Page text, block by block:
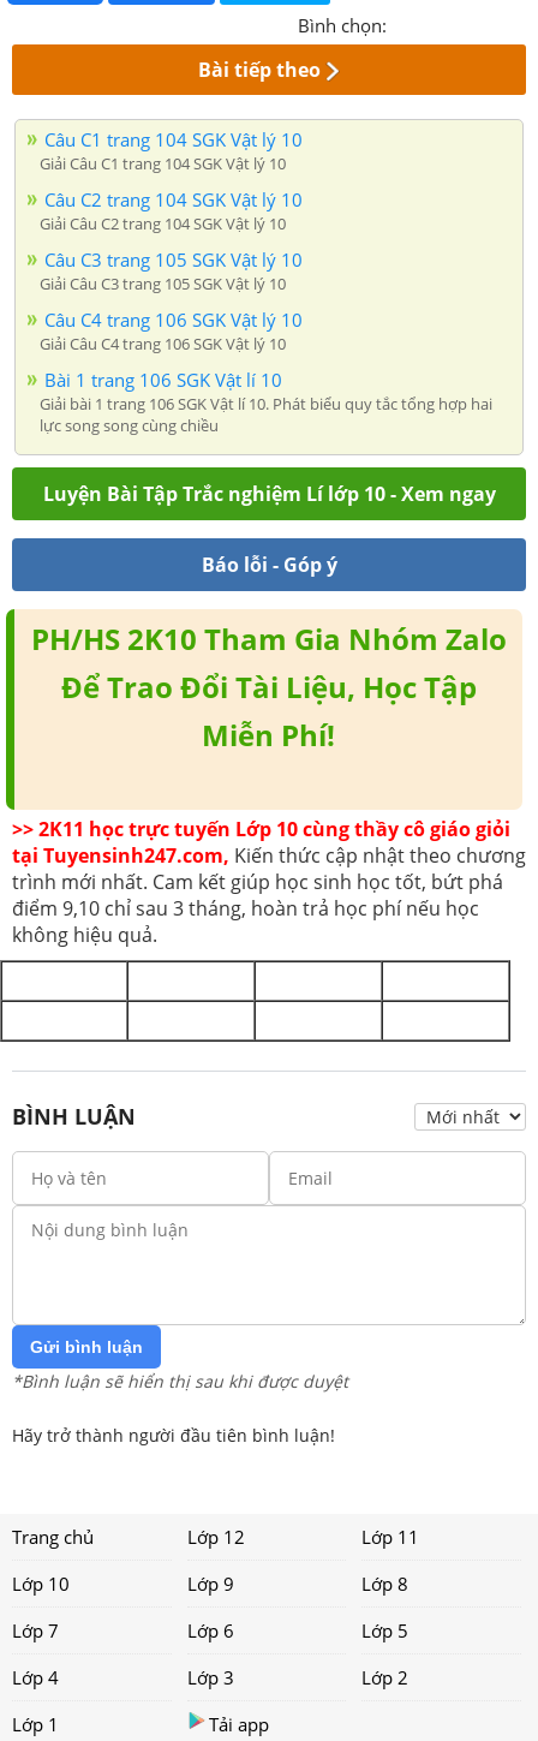
Bình chọn:
Bài tiếp theo
Câu C1 trang 104 SGK Vật lý 10
Giải Câu C1 trang 104 SGK Vật lý 10
Câu C2 trang 104 SGK Vật lý 10
Giải Câu C2 trang 104 SGK Vật lý 10
Câu C3 trang 105 SGK Vật lý 10
Giải Câu C3 trang 105 SGK Vật lý 10
Câu C4 trang 106 SGK Vật lý 10
Giải Câu C4 trang 106 SGK Vật lý 10
Bài 1 trang 106 SGK Vật lí 10
Giải bài 1 trang 106 SGK Vật lí 10. Phát biểu quy tắc tổng hợp hai
lực song song cùng chiều
Luyện Bài Tập Trắc nghiệm Lí lớp 10 - Xem ngay
Báo lỗi - Góp ý
PH/HS 2K10 Tham Gia Nhóm Zalo
Để Trao Đổi Tài Liệu, Học Tập
Miễn Phí!
>> 2K11 học trực tuyến Lớp 10 cùng thầy cô giáo giỏi
tại Tuyensinh247.com, Kiến thức cập nhật theo chương
trình mới nhất. Cam kết giúp học sinh học tốt, bứt phá
điểm 9,10 chỉ sau 3 tháng, hoàn trả học phí nếu học
không hiệu quả.
BÌNH LUẬN
Gửi bình luận
*Bình luận sẽ hiển thị sau khi được duyệt
Hãy trở thành người đầu tiên bình luận!
Trang chủ Lớp 12
Lớp 11
Lớp 10
Lớp 9
Lớp 8
Lớp 7
Lớp 6
Lớp 5
Lớp 4
Lớp 3
Lớp 2
Lớp 1
Tải app